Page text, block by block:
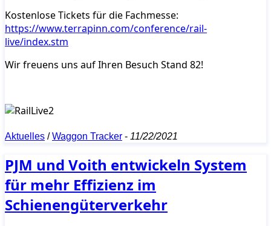
Kostenlose Tickets für die Fachmesse:
https://www.terrapinn.com/conference/rail-
live/index.stm
Wir freuens uns auf Ihren Besuch Stand 82!
Aktuelles /Waggon Tracker - 11/22/2021
PJM und Voith entwickeln System
für mehr Effizienz im
Schienengüterverkehr